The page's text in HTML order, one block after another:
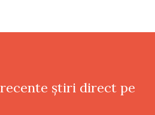
știri direct pe